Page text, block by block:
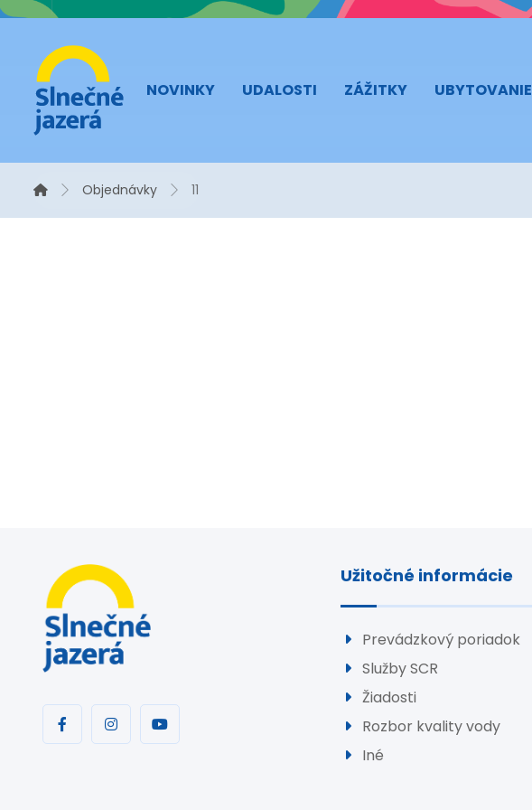
NOVINKY UDALOSTI ZÁŽITKY UBYTOVANIE
Objednávky 11
Užitočné informácie
Prevádzkový poriadok
Služby SCR
Žiadosti
Rozbor kvality vody
Iné